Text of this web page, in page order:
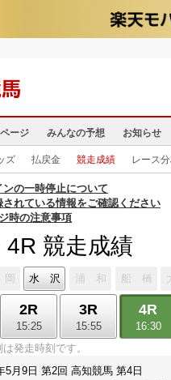
ージ みんなの予想 お知らせ
ズ 払戻金 競走成績 レース
ンの一時停止について
されている情報をご確認ください
時の注意事項
4R 競走成績
水 沢 浦 和 船 橋
2R
15:25
3R
15:55
4R
16:30
発走時刻です。
5月9日 第2回 高知競馬 第4日